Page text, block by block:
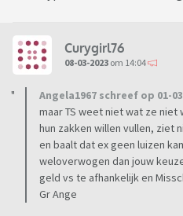
heb mijn studieschuld netjes
advocaten eerst wilde scheiden
hebben bij mijn moeder.
In het 3e gesprek zouden we de
rekeningen inzichtelijk
alleen over het bod van mijn ex
Het was mij niet duideljk dat
gesprek aangezien er nog
zijn financiele situatie. Mijn ex
Curygirl76
08-03-2023 om 14:04
Angela1967 schreef op 01-
maar TS weet niet wat ze
hun zakken willen vullen, ziet
en baalt dat ex geen luizen
weloverwogen dan jouw
geld vs te afhankelijk en
Gr Ange